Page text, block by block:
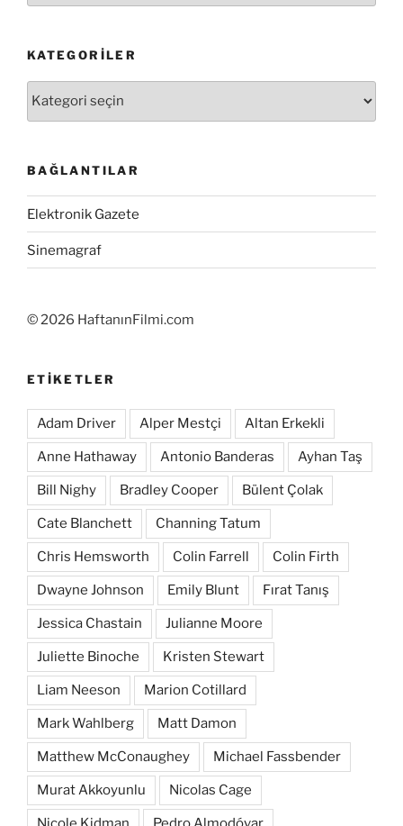
KATEGORILER
BAĞLANTILAR
Elektronik Gazete
Sinemagraf
©2026 HaftanınFilmi.com
ETIKETLER
Adam Driver Alper Mestçi Altan Erkekli
Anne Hathaway Antonio Banderas Ayhan Taş
Bill Nighy Bradley Cooper Bülent Çolak
Cate Blanchett Channing Tatum
Chris Hemsworth Colin Farrell Colin Firth
Dwayne Johnson Emily Blunt Fırat Tanış
Jessica Chastain Julianne Moore
Juliette Binoche Kristen Stewart
Liam Neeson Marion Cotillard
Mark Wahlberg Matt Damon
Matthew McConaughey Michael Fassbender
Murat Akkoyunlu Nicolas Cage